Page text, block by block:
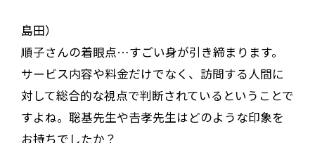
島田）
順子さんの着眼点…すごい身が引き締まります。
サービス内容や料金だけでなく、訪問する人間に
対して総合的な視点で判断されているということで
すよね。聡基先生や𠮷孝先生はどのような印象を
お持ちでしたか？